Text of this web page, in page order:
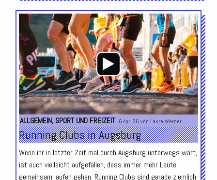
Audio-
Player
ALLGEMEIN, SPORT UND FREIZEIT 6.Apr. 26 von Laura Werner
Running Clubs in Augsburg
Wenn ihr in letzter Zeit mal durch Augsburg unterwegs wart,
ist euch vielleicht aufgefallen, dass immer mehr Leute
gemeinsam laufen gehen. Running Clubs sind gerade ziemlich